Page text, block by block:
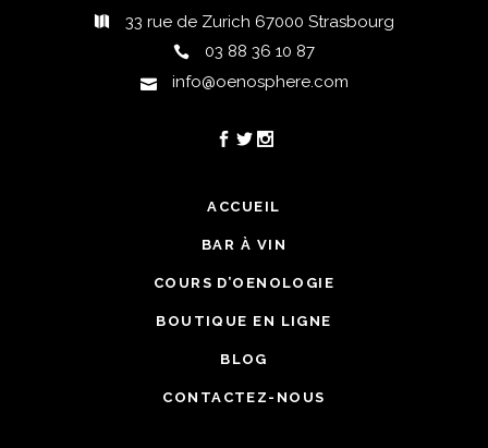
33 rue de Zurich 67000 Strasbourg
03 88 36 10 87
info@oenosphere.com
ACCUEIL
BAR À VIN
COURS D’OENOLOGIE
BOUTIQUE EN LIGNE
BLOG
CONTACTEZ-NOUS